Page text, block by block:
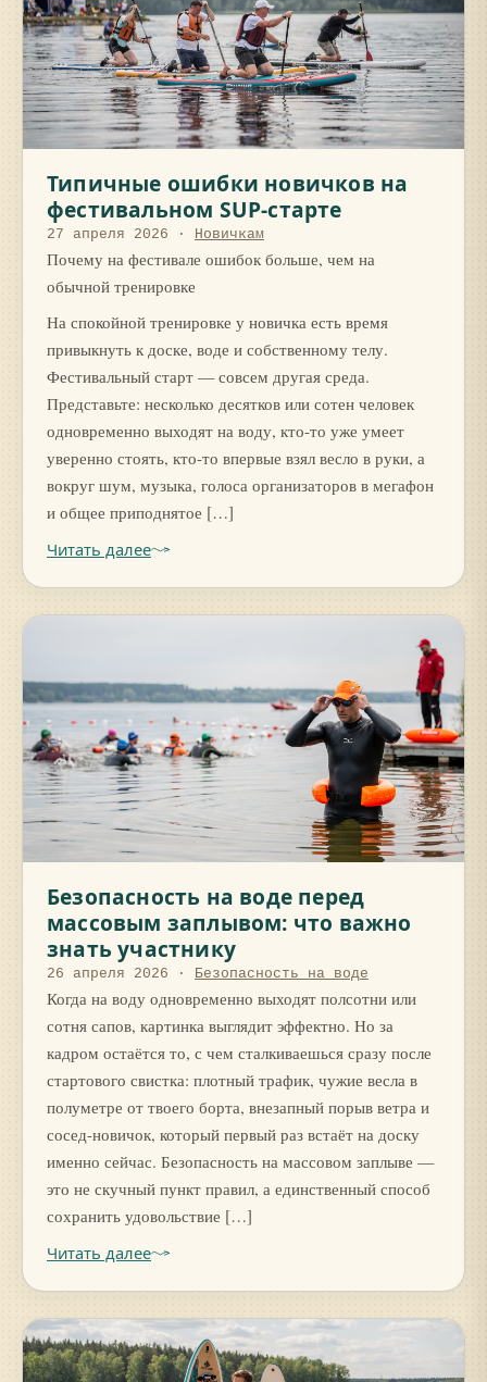
Типичные ошибки новичков на
фестивальном SUP-старте
27 апреля 2026 · Новичкам
Почему на фестивале ошибок больше, чем на
обычной тренировке
На спокойной тренировке у новичка есть время
привыкнуть к доске, воде и собственному телу.
Фестивальный старт — совсем другая среда.
Представьте: несколько десятков или сотен человек
одновременно выходят на воду, кто-то уже умеет
уверенно стоять, кто-то впервые взял весло в руки, а
вокруг шум, музыка, голоса организаторов в мегафон
и общее приподнятое […]
Читать далее
Безопасность на воде перед
массовым заплывом: что важно
знать участнику
26 апреля 2026 · Безопасность на воде
Когда на воду одновременно выходят полсотни или
сотня сапов, картинка выглядит эффектно. Но за
кадром остаётся то, с чем сталкиваешься сразу после
стартового свистка: плотный трафик, чужие весла в
полуметре от твоего борта, внезапный порыв ветра и
сосед-новичок, который первый раз встаёт на доску
именно сейчас. Безопасность на массовом заплыве —
это не скучный пункт правил, а единственный способ
сохранить удовольствие […]
Читать далее